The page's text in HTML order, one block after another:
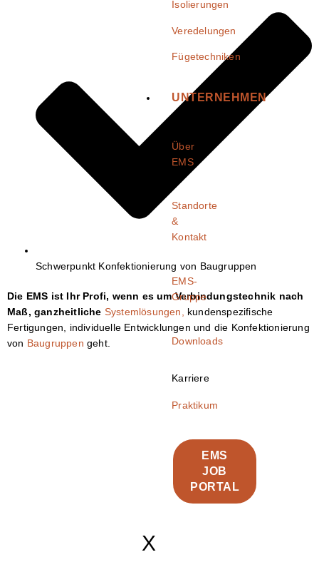
Isolierungen
Veredelungen
Fügetechniken
UNTERNEHMEN
Über
EMS
Standorte
&
Kontakt
EMS-
Gruppe
Downloads
Karriere
Praktikum
EMS
JOB
PORTAL
X
Schwerpunkt Konfektionierung von Baugruppen
Die EMS ist Ihr Profi, wenn es um Verbindungstechnik nach
Maß, ganzheitliche Systemlösungen,
kundenspezifische
Fertigungen, individuelle Entwicklungen und die Konfektionierung
von Baugruppengeht.